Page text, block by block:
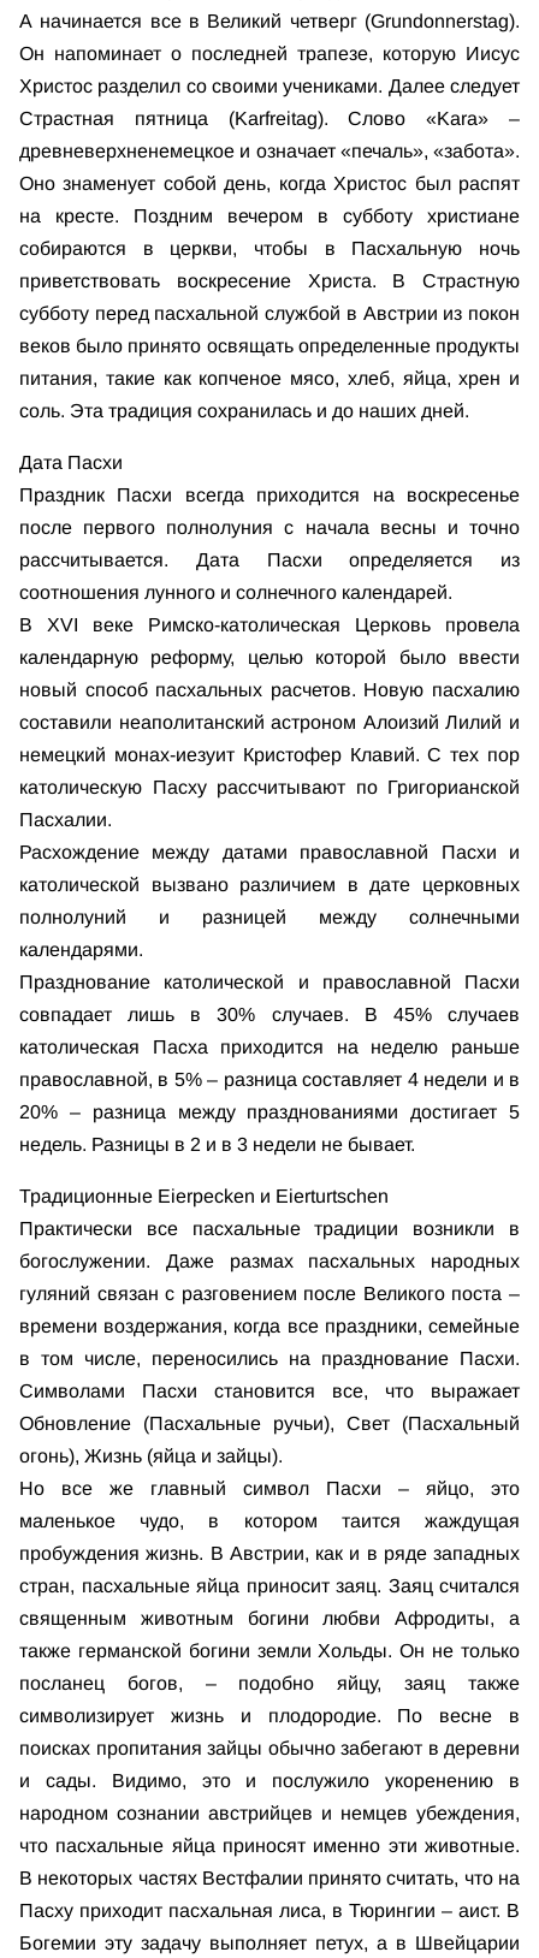
А начинается все в Великий четверг (Grundonnerstag).
Он напоминает о последней трапезе, которую Иисус
Христос разделил со своими учениками. Далее следует
Страстная пятница (Karfreitag). Слово «Kara» –
древневерхненемецкое и означает «печаль», «забота».
Оно знаменует собой день, когда Христос был распят
на кресте. Поздним вечером в субботу христиане
собираются в церкви, чтобы в Пасхальную ночь
приветствовать воскресение Христа. В Страстную
субботу перед пасхальной службой в Австрии из покон
веков было принято освящать определенные продукты
питания, такие как копченое мясо, хлеб, яйца, хрен и
соль. Эта традиция сохранилась и до наших дней.
Дата Пасхи
Праздник Пасхи всегда приходится на воскресенье
после первого полнолуния с начала весны и точно
рассчитывается. Дата Пасхи определяется из
соотношения лунного и солнечного календарей.
В XVI веке Римско-католическая Церковь провела
календарную реформу, целью которой было ввести
новый способ пасхальных расчетов. Новую пасхалию
составили неаполитанский астроном Алоизий Лилий и
немецкий монах-иезуит Кристофер Клавий. С тех пор
католическую Пасху рассчитывают по Григорианской
Пасхалии.
Расхождение между датами православной Пасхи и
католической вызвано различием в дате церковных
полнолуний и разницей между солнечными
календарями.
Празднование католической и православной Пасхи
совпадает лишь в 30% случаев. В 45% случаев
католическая Пасха приходится на неделю раньше
православной, в 5% – разница составляет 4 недели и в
20% – разница между празднованиями достигает 5
недель. Разницы в 2 и в 3 недели не бывает.
Традиционные Eierpecken и Eierturtschen
Практически все пасхальные традиции возникли в
богослужении. Даже размах пасхальных народных
гуляний связан с разговением после Великого поста –
времени воздержания, когда все праздники, семейные
в том числе, переносились на празднование Пасхи.
Символами Пасхи становится все, что выражает
Обновление (Пасхальные ручьи), Свет (Пасхальный
огонь), Жизнь (яйца и зайцы).
Но все же главный символ Пасхи – яйцо, это
маленькое чудо, в котором таится жаждущая
пробуждения жизнь. В Австрии, как и в ряде западных
стран, пасхальные яйца приносит заяц. Заяц считался
священным животным богини любви Афродиты, а
также германской богини земли Хольды. Он не только
посланец богов, – подобно яйцу, заяц также
символизирует жизнь и плодородие. По весне в
поисках пропитания зайцы обычно забегают в деревни
и сады. Видимо, это и послужило укоренению в
народном сознании австрийцев и немцев убеждения,
что пасхальные яйца приносят именно эти животные.
В некоторых частях Вестфалии принято считать, что на
Пасху приходит пасхальная лиса, в Тюрингии – аист. В
Богемии эту задачу выполняет петух, а в Швейцарии